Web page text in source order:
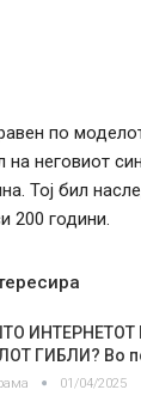
по
на неговиот
. Тој бил
200 години.
ИНТЕРНЕТОТ
ГИБЛИ? Во
01/04/2025